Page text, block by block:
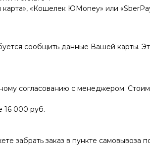
«Кошелек ЮMoney» или
сообщить данные Вашей карты.
согласованию с менеджером.
16 000 руб.
забрать заказ в пункте самовывоза